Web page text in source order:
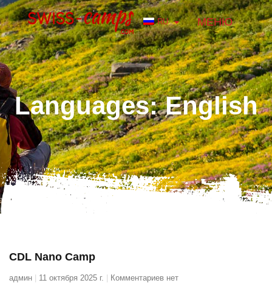
RU МЕНЮ
Languages: English
CDL Nano Camp
админ 11 октября 2025 г. Комментариев нет